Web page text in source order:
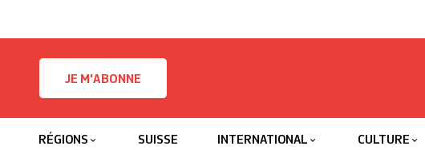
JE M'ABONNE
RÉGIONS SUISSE INTERNATIONAL CULTURE